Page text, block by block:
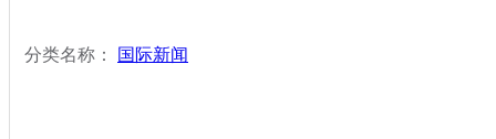
分类名称： 国际新闻